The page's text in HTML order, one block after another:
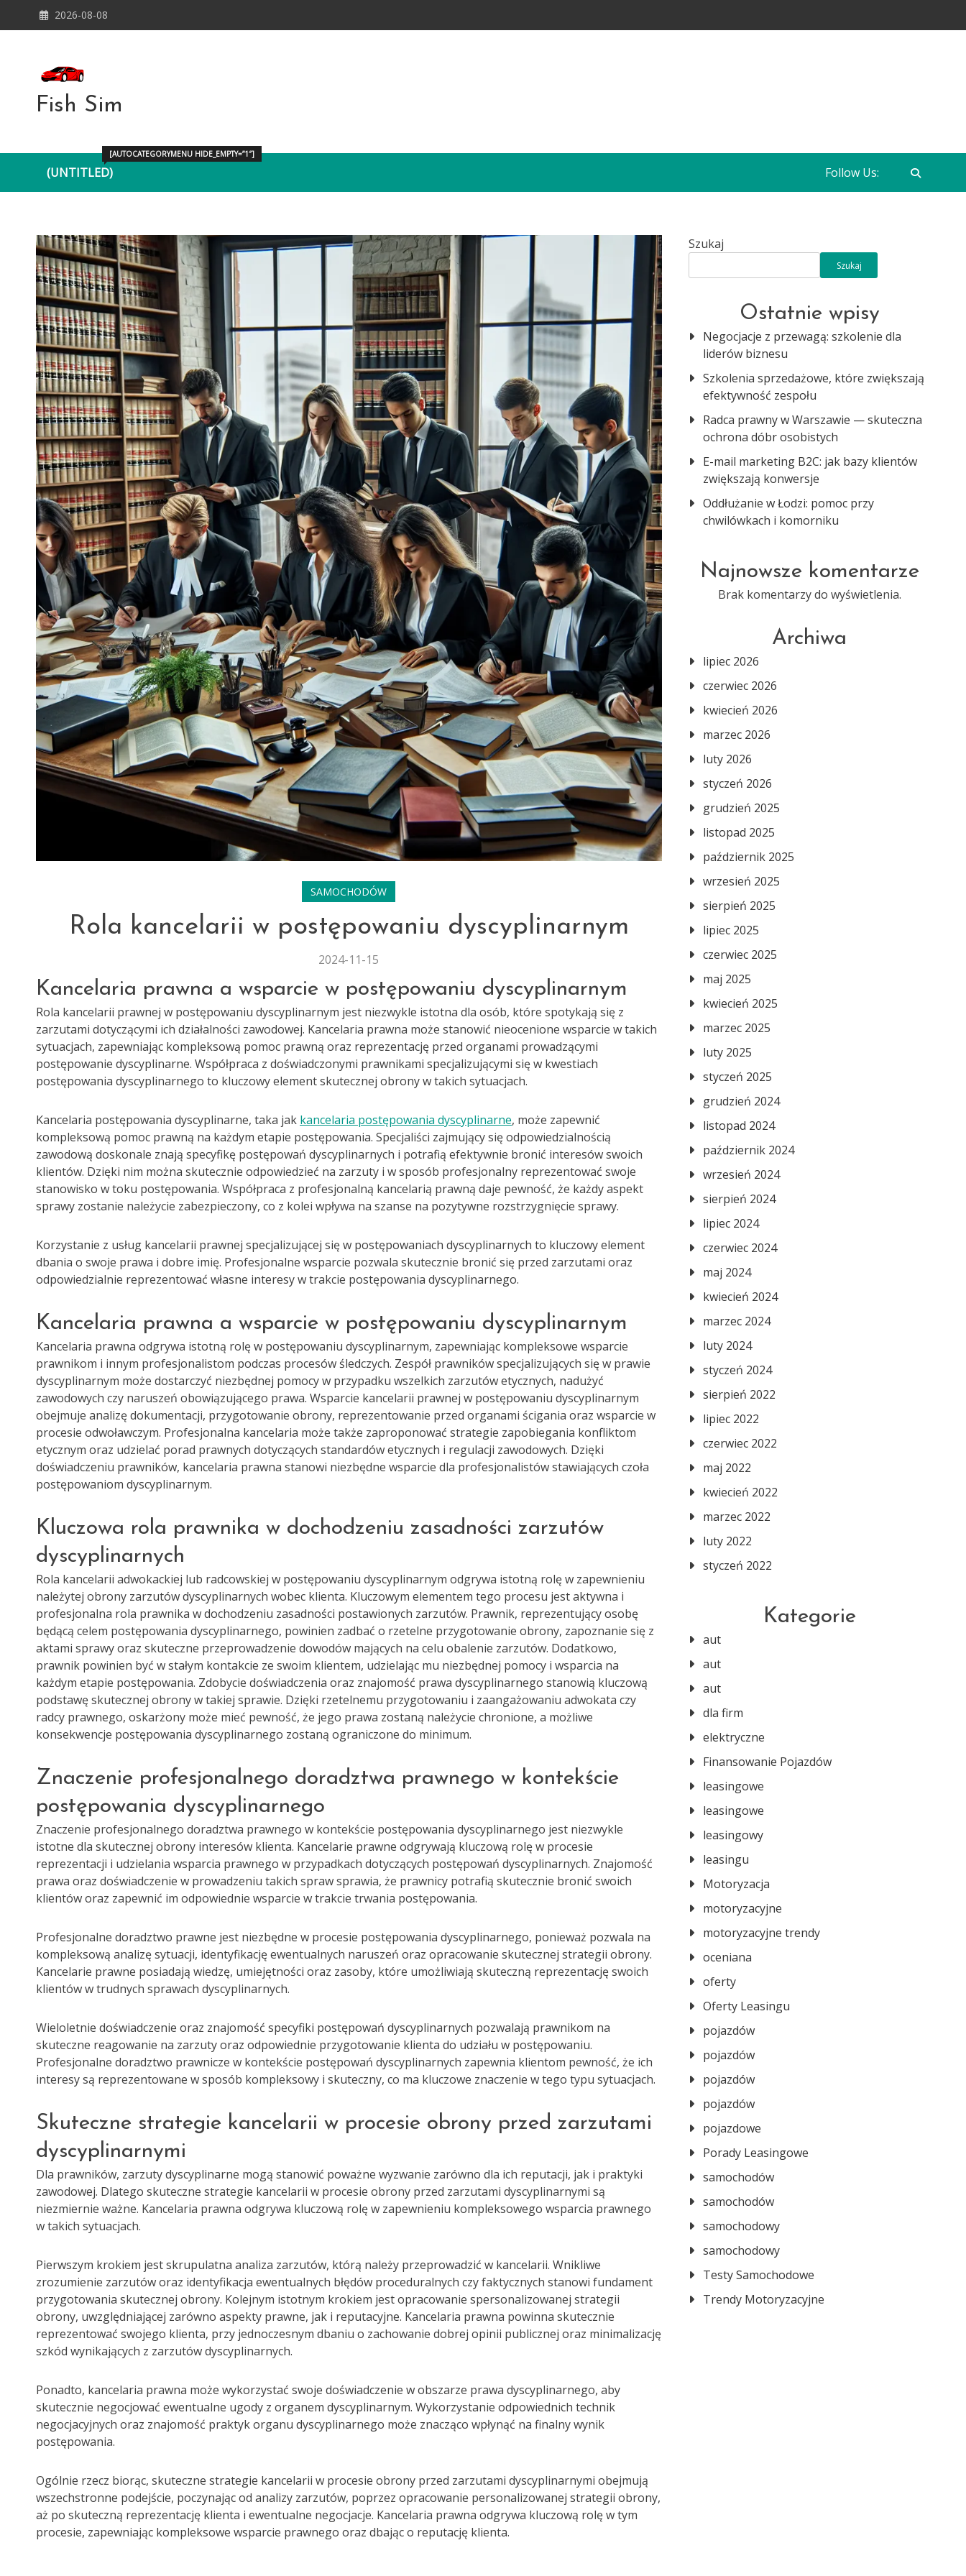
2026-08-08
Fish Sim
(UNTITLED)
[AUTOCATEGORYMENU HIDE_EMPTY=”1″]
Follow Us:
SAMOCHODÓW
Rola kancelarii w postępowaniu dyscyplinarnym
2024-11-15
Kancelaria prawna a wsparcie w postępowaniu dyscyplinarnym
Rola kancelarii prawnej w postępowaniu dyscyplinarnym jest niezwykle istotna dla osób, które spotykają się z
zarzutami dotyczącymi ich działalności zawodowej. Kancelaria prawna może stanowić nieocenione wsparcie w takich
sytuacjach, zapewniając kompleksową pomoc prawną oraz reprezentację przed organami prowadzącymi
postępowanie dyscyplinarne. Współpraca z doświadczonymi prawnikami specjalizującymi się w kwestiach
postępowania dyscyplinarnego to kluczowy element skutecznej obrony w takich sytuacjach.
Kancelaria postępowania dyscyplinarne, taka jak kancelaria postępowania dyscyplinarne, może zapewnić
kompleksową pomoc prawną na każdym etapie postępowania. Specjaliści zajmujący się odpowiedzialnością
zawodową doskonale znają specyfikę postępowań dyscyplinarnych i potrafią efektywnie bronić interesów swoich
klientów. Dzięki nim można skutecznie odpowiedzieć na zarzuty i w sposób profesjonalny reprezentować swoje
stanowisko w toku postępowania. Współpraca z profesjonalną kancelarią prawną daje pewność, że każdy aspekt
sprawy zostanie należycie zabezpieczony, co z kolei wpływa na szanse na pozytywne rozstrzygnięcie sprawy.
Korzystanie z usług kancelarii prawnej specjalizującej się w postępowaniach dyscyplinarnych to kluczowy element
dbania o swoje prawa i dobre imię. Profesjonalne wsparcie pozwala skutecznie bronić się przed zarzutami oraz
odpowiedzialnie reprezentować własne interesy w trakcie postępowania dyscyplinarnego.
Kancelaria prawna a wsparcie w postępowaniu dyscyplinarnym
Kancelaria prawna odgrywa istotną rolę w postępowaniu dyscyplinarnym, zapewniając kompleksowe wsparcie
prawnikom i innym profesjonalistom podczas procesów śledczych. Zespół prawników specjalizujących się w prawie
dyscyplinarnym może dostarczyć niezbędnej pomocy w przypadku wszelkich zarzutów etycznych, nadużyć
zawodowych czy naruszeń obowiązującego prawa. Wsparcie kancelarii prawnej w postępowaniu dyscyplinarnym
obejmuje analizę dokumentacji, przygotowanie obrony, reprezentowanie przed organami ścigania oraz wsparcie w
procesie odwoławczym. Profesjonalna kancelaria może także zaproponować strategie zapobiegania konfliktom
etycznym oraz udzielać porad prawnych dotyczących standardów etycznych i regulacji zawodowych. Dzięki
doświadczeniu prawników, kancelaria prawna stanowi niezbędne wsparcie dla profesjonalistów stawiających czoła
postępowaniom dyscyplinarnym.
Kluczowa rola prawnika w dochodzeniu zasadności zarzutów
dyscyplinarnych
Rola kancelarii adwokackiej lub radcowskiej w postępowaniu dyscyplinarnym odgrywa istotną rolę w zapewnieniu
należytej obrony zarzutów dyscyplinarnych wobec klienta. Kluczowym elementem tego procesu jest aktywna i
profesjonalna rola prawnika w dochodzeniu zasadności postawionych zarzutów. Prawnik, reprezentujący osobę
będącą celem postępowania dyscyplinarnego, powinien zadbać o rzetelne przygotowanie obrony, zapoznanie się z
aktami sprawy oraz skuteczne przeprowadzenie dowodów mających na celu obalenie zarzutów. Dodatkowo,
prawnik powinien być w stałym kontakcie ze swoim klientem, udzielając mu niezbędnej pomocy i wsparcia na
każdym etapie postępowania. Zdobycie doświadczenia oraz znajomość prawa dyscyplinarnego stanowią kluczową
podstawę skutecznej obrony w takiej sprawie. Dzięki rzetelnemu przygotowaniu i zaangażowaniu adwokata czy
radcy prawnego, oskarżony może mieć pewność, że jego prawa zostaną należycie chronione, a możliwe
konsekwencje postępowania dyscyplinarnego zostaną ograniczone do minimum.
Znaczenie profesjonalnego doradztwa prawnego w kontekście
postępowania dyscyplinarnego
Znaczenie profesjonalnego doradztwa prawnego w kontekście postępowania dyscyplinarnego jest niezwykle
istotne dla skutecznej obrony interesów klienta. Kancelarie prawne odgrywają kluczową rolę w procesie
reprezentacji i udzielania wsparcia prawnego w przypadkach dotyczących postępowań dyscyplinarnych. Znajomość
prawa oraz doświadczenie w prowadzeniu takich spraw sprawia, że prawnicy potrafią skutecznie bronić swoich
klientów oraz zapewnić im odpowiednie wsparcie w trakcie trwania postępowania.
Profesjonalne doradztwo prawne jest niezbędne w procesie postępowania dyscyplinarnego, ponieważ pozwala na
kompleksową analizę sytuacji, identyfikację ewentualnych naruszeń oraz opracowanie skutecznej strategii obrony.
Kancelarie prawne posiadają wiedzę, umiejętności oraz zasoby, które umożliwiają skuteczną reprezentację swoich
klientów w trudnych sprawach dyscyplinarnych.
Wieloletnie doświadczenie oraz znajomość specyfiki postępowań dyscyplinarnych pozwalają prawnikom na
skuteczne reagowanie na zarzuty oraz odpowiednie przygotowanie klienta do udziału w postępowaniu.
Profesjonalne doradztwo prawnicze w kontekście postępowań dyscyplinarnych zapewnia klientom pewność, że ich
interesy są reprezentowane w sposób kompleksowy i skuteczny, co ma kluczowe znaczenie w tego typu sytuacjach.
Skuteczne strategie kancelarii w procesie obrony przed zarzutami
dyscyplinarnymi
Dla prawników, zarzuty dyscyplinarne mogą stanowić poważne wyzwanie zarówno dla ich reputacji, jak i praktyki
zawodowej. Dlatego skuteczne strategie kancelarii w procesie obrony przed zarzutami dyscyplinarnymi są
niezmiernie ważne. Kancelaria prawna odgrywa kluczową rolę w zapewnieniu kompleksowego wsparcia prawnego
w takich sytuacjach.
Pierwszym krokiem jest skrupulatna analiza zarzutów, którą należy przeprowadzić w kancelarii. Wnikliwe
zrozumienie zarzutów oraz identyfikacja ewentualnych błędów proceduralnych czy faktycznych stanowi fundament
przygotowania skutecznej obrony. Kolejnym istotnym krokiem jest opracowanie spersonalizowanej strategii
obrony, uwzględniającej zarówno aspekty prawne, jak i reputacyjne. Kancelaria prawna powinna skutecznie
reprezentować swojego klienta, przy jednoczesnym dbaniu o zachowanie dobrej opinii publicznej oraz minimalizację
szkód wynikających z zarzutów dyscyplinarnych.
Ponadto, kancelaria prawna może wykorzystać swoje doświadczenie w obszarze prawa dyscyplinarnego, aby
skutecznie negocjować ewentualne ugody z organem dyscyplinarnym. Wykorzystanie odpowiednich technik
negocjacyjnych oraz znajomość praktyk organu dyscyplinarnego może znacząco wpłynąć na finalny wynik
postępowania.
Ogólnie rzecz biorąc, skuteczne strategie kancelarii w procesie obrony przed zarzutami dyscyplinarnymi obejmują
wszechstronne podejście, poczynając od analizy zarzutów, poprzez opracowanie personalizowanej strategii obrony,
aż po skuteczną reprezentację klienta i ewentualne negocjacje. Kancelaria prawna odgrywa kluczową rolę w tym
procesie, zapewniając kompleksowe wsparcie prawnego oraz dbając o reputację klienta.
Szukaj
Szukaj
Ostatnie wpisy
Negocjacje z przewagą: szkolenie dla
liderów biznesu
Szkolenia sprzedażowe, które zwiększają
efektywność zespołu
Radca prawny w Warszawie — skuteczna
ochrona dóbr osobistych
E-mail marketing B2C: jak bazy klientów
zwiększają konwersje
Oddłużanie w Łodzi: pomoc przy
chwilówkach i komorniku
Najnowsze komentarze
Brak komentarzy do wyświetlenia.
Archiwa
lipiec 2026
czerwiec 2026
kwiecień 2026
marzec 2026
luty 2026
styczeń 2026
grudzień 2025
listopad 2025
październik 2025
wrzesień 2025
sierpień 2025
lipiec 2025
czerwiec 2025
maj 2025
kwiecień 2025
marzec 2025
luty 2025
styczeń 2025
grudzień 2024
listopad 2024
październik 2024
wrzesień 2024
sierpień 2024
lipiec 2024
czerwiec 2024
maj 2024
kwiecień 2024
marzec 2024
luty 2024
styczeń 2024
sierpień 2022
lipiec 2022
czerwiec 2022
maj 2022
kwiecień 2022
marzec 2022
luty 2022
styczeń 2022
Kategorie
aut
aut
aut
dla firm
elektryczne
Finansowanie Pojazdów
leasingowe
leasingowe
leasingowy
leasingu
Motoryzacja
motoryzacyjne
motoryzacyjne trendy
oceniana
oferty
Oferty Leasingu
pojazdów
pojazdów
pojazdów
pojazdów
pojazdowe
Porady Leasingowe
samochodów
samochodów
samochodowy
samochodowy
Testy Samochodowe
Trendy Motoryzacyjne